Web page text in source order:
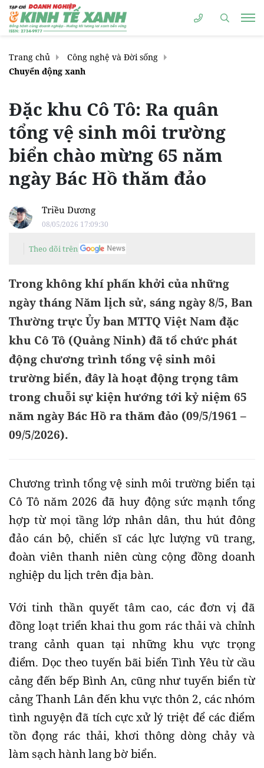
Trang chủ
Công nghệ và Đời sống
Chuyển động xanh
Đặc khu Cô Tô: Ra quân
tổng vệ sinh môi trường
biển chào mừng 65 năm
ngày Bác Hồ thăm đảo
Triều Dương
08/05/2026 17:09:30
Theo dõi trên
Trong không khí phấn khởi của những
ngày tháng Năm lịch sử, sáng ngày 8/5, Ban
Thường trực Ủy ban MTTQ Việt Nam đặc
khu Cô Tô (Quảng Ninh) đã tổ chức phát
động chương trình tổng vệ sinh môi
trường biển, đây là hoạt động trọng tâm
trong chuỗi sự kiện hướng tới kỷ niệm 65
năm ngày Bác Hồ ra thăm đảo (09/5/1961 –
09/5/2026).
Chương trình tổng vệ sinh môi trường biển tại
Cô Tô năm 2026 đã huy động sức mạnh tổng
hợp từ mọi tầng lớp nhân dân, thu hút đông
đảo cán bộ, chiến sĩ các lực lượng vũ trang,
đoàn viên thanh niên cùng cộng đồng doanh
nghiệp du lịch trên địa bàn.
Với tinh thần quyết tâm cao, các đơn vị đã
đồng loạt triển khai thu gom rác thải và chỉnh
trang cảnh quan tại những khu vực trọng
điểm. Dọc theo tuyến bãi biển Tình Yêu từ cầu
cảng đến bếp Bình An, cũng như tuyến biển từ
cảng Thanh Lân đến khu vực thôn 2, các nhóm
tình nguyện đã tích cực xử lý triệt để các điểm
tồn đọng rác thải, khơi thông dòng chảy và
làm sạch hành lang bờ biển.